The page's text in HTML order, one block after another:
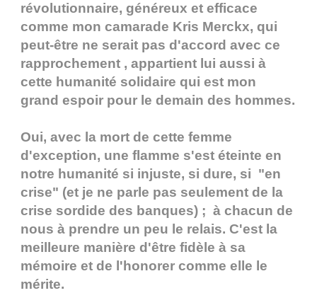
révolutionnaire, généreux et efficace
comme mon camarade Kris Merckx, qui
peut-être ne serait pas d'accord avec ce
rapprochement , appartient lui aussi à
cette humanité solidaire qui est mon
grand espoir pour le demain des hommes.
Oui, avec la mort de cette femme
d'exception, une flamme s'est éteinte en
notre humanité si injuste, si dure, si "en
crise" (et je ne parle pas seulement de la
crise sordide des banques) ; à chacun de
nous à prendre un peu le relais. C'est la
meilleure manière d'être fidèle à sa
mémoire et de l'honorer comme elle le
mérite.